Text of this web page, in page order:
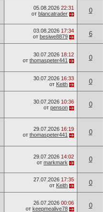
05.08.2026 22:31
от blancatrader 0
03.08.2026 17:34
от besiwe8879 6
30.07.2026 18:12
от thomaspeter441 0
30.07.2026 16:33
от Keith 0
30.07.2026 10:36
от penson 0
29.07.2026 16:19
от thomaspeter441 0
29.07.2026 14:02
от markmark 0
27.07.2026 17:35
от Keith 0
26.07.2026 00:06
от keepmealive78 0